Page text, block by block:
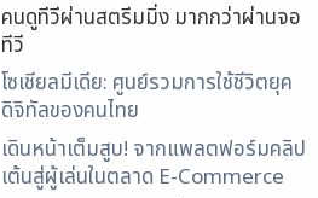
คนดูทีวีผ่านสตรีมมิ่ง มากกว่าผ่านจอ
ทีวี
โซเชียลมีเดีย: ศูนย์รวมการใช้ชีวิตยุค
ดิจิทัลของคนไทย
เดินหน้าเต็มสูบ! จากแพลตฟอร์มคลิป
เต้นสู่ผู้เล่นในตลาด E-Commerce